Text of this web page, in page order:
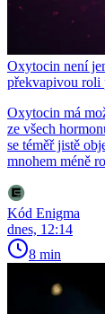
Oxytocin není
překvapivou roli
Oxytocin má
ze všech
se téměř jistě
mnohem méně
Kód Enigma
dnes, 12:14
8 min